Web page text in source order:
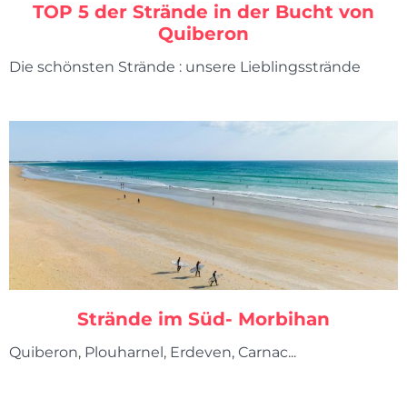
TOP 5 der Strände in der Bucht von
Quiberon
Die schönsten Strände : unsere Lieblingsstrände
Strände im Süd- Morbihan
Quiberon, Plouharnel, Erdeven, Carnac...